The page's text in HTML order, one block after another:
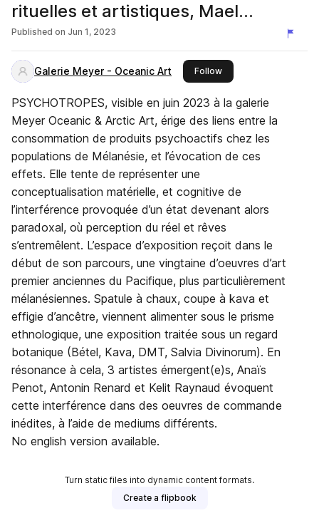
rituelles et artistiques, Mael
Revaillot, Galerie Meyer Juin 2023
Published on Jun 1, 2023
Galerie Meyer - Oceanic Art Followthis publisher
PSYCHOTROPES, visible en juin 2023 à la galerie
Meyer Oceanic & Arctic Art, érige des liens entre la
consommation de produits psychoactifs chez les
populations de Mélanésie, et l’évocation de ces
effets. Elle tente de représenter une
conceptualisation matérielle, et cognitive de
l’interférence provoquée d’un état devenant alors
paradoxal, où perception du réel et rêves
s’entremêlent. L’espace d’exposition reçoit dans le
début de son parcours, une vingtaine d’oeuvres d’art
premier anciennes du Pacifique, plus particulièrement
mélanésiennes. Spatule à chaux, coupe à kava et
effigie d’ancêtre, viennent alimenter sous le prisme
ethnologique, une exposition traitée sous un regard
botanique (Bétel, Kava, DMT, Salvia Divinorum). En
résonance à cela, 3 artistes émergent(e)s, Anaïs
Penot, Antonin Renard et Kelit Raynaud évoquent
cette interférence dans des oeuvres de commande
inédites, à l’aide de mediums différents.
No english version available.
Turn static files into dynamic content formats.
Create a flipbook